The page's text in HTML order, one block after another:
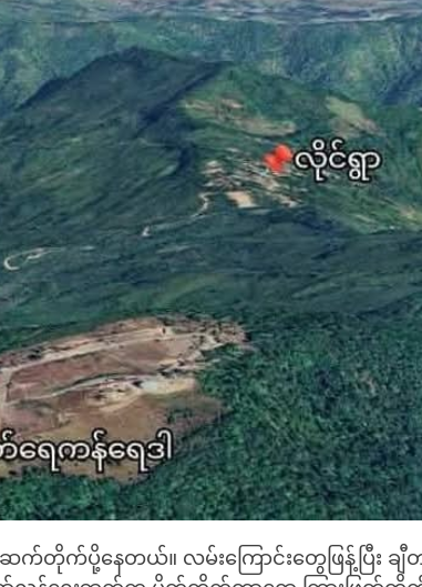
တိုက်ပို့နေတယ်။ လမ်းကြောင်းတွေဖြန့်ပြီး ချီ